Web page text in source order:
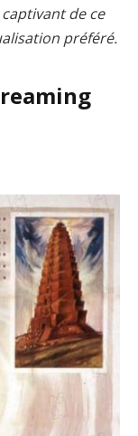
de ce
préféré.